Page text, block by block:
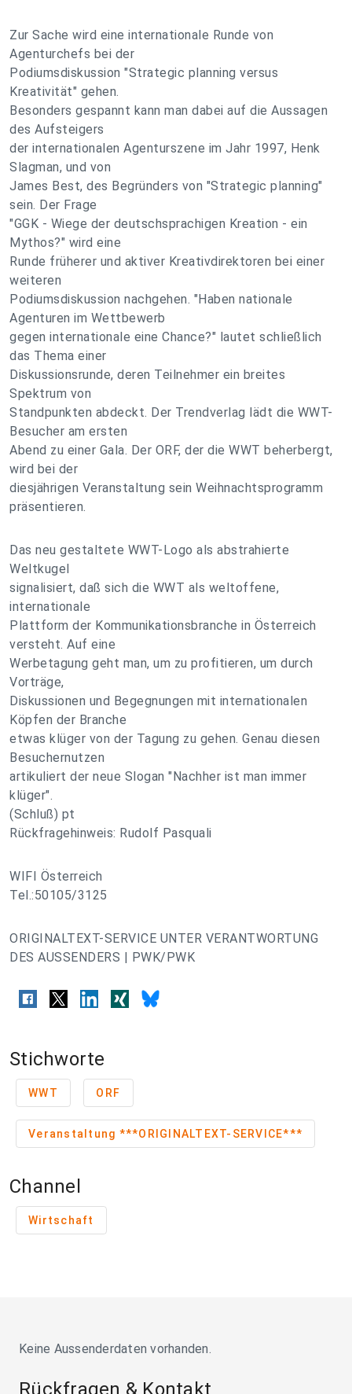
Zur Sache wird eine internationale Runde von
Agenturchefs bei der
Podiumsdiskussion "Strategic planning versus
Kreativität" gehen.
Besonders gespannt kann man dabei auf die Aussagen
des Aufsteigers
der internationalen Agenturszene im Jahr 1997, Henk
Slagman, und von
James Best, des Begründers von "Strategic planning"
sein. Der Frage
"GGK - Wiege der deutschsprachigen Kreation - ein
Mythos?" wird eine
Runde früherer und aktiver Kreativdirektoren bei einer
weiteren
Podiumsdiskussion nachgehen. "Haben nationale
Agenturen im Wettbewerb
gegen internationale eine Chance?" lautet schließlich
das Thema einer
Diskussionsrunde, deren Teilnehmer ein breites
Spektrum von
Standpunkten abdeckt. Der Trendverlag lädt die WWT-
Besucher am ersten
Abend zu einer Gala. Der ORF, der die WWT beherbergt,
wird bei der
diesjährigen Veranstaltung sein Weihnachtsprogramm
präsentieren.
Das neu gestaltete WWT-Logo als abstrahierte
Weltkugel
signalisiert, daß sich die WWT als weltoffene,
internationale
Plattform der Kommunikationsbranche in Österreich
versteht. Auf eine
Werbetagung geht man, um zu profitieren, um durch
Vorträge,
Diskussionen und Begegnungen mit internationalen
Köpfen der Branche
etwas klüger von der Tagung zu gehen. Genau diesen
Besuchernutzen
artikuliert der neue Slogan "Nachher ist man immer
klüger".
(Schluß) pt
Rückfragehinweis: Rudolf Pasquali
WIFI Österreich
Tel.:50105/3125
ORIGINALTEXT-SERVICE UNTER VERANTWORTUNG
DES AUSSENDERS | PWK/PWK
Stichworte
WWT ORF
Veranstaltung ***ORIGINALTEXT-SERVICE***
Channel
Wirtschaft
Keine Aussenderdaten vorhanden.
Rückfragen & Kontakt